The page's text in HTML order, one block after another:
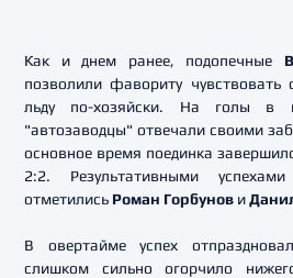
Как и днем ранее, подопечные
позволили фавориту чувствовать
льду по-хозяйски. На голы в
"автозаводцы" отвечали своими
основное время поединка
2:2. Результативными
отметились Роман Горбунов и
В овертайме успех
слишком сильно огорчило